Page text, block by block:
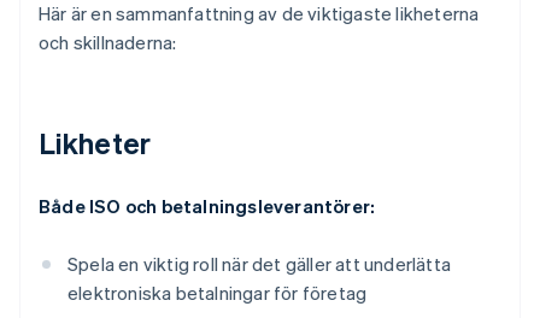
Här är en sammanfattning av de viktigaste likheterna
och skillnaderna:
Likheter
Både ISO och betalningsleverantörer:
Spela en viktig roll när det gäller att underlätta
elektroniska betalningar för företag